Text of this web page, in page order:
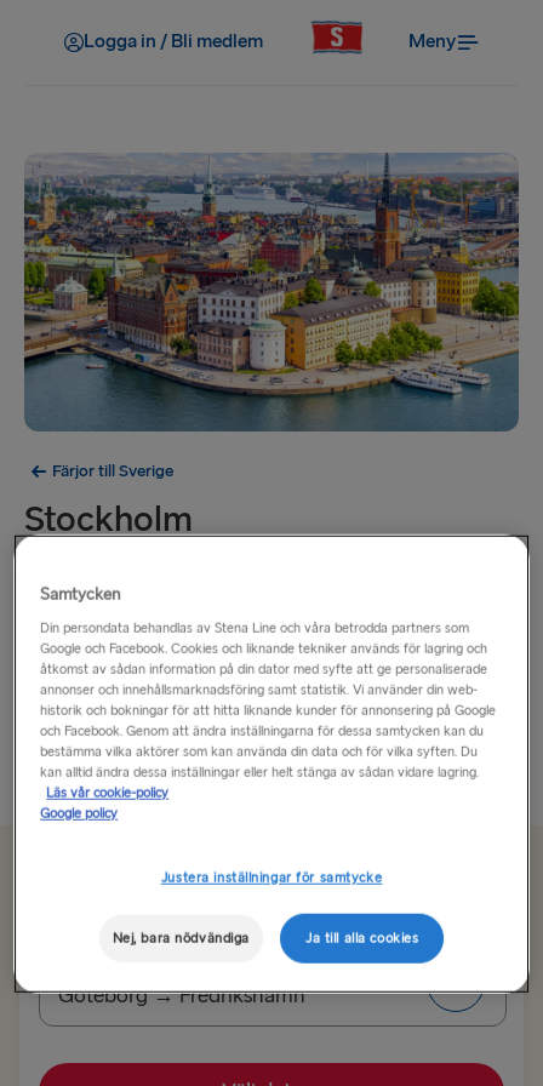
Logga in / Bli medlem Meny
Färjor till Sverige
Stockholm
Ibland kallas Stockholm för ”Nordens Venedig” och
Den svenska huvudstaden är en vacker historisk stad
som samtidigt är modern och dynamisk. Den är byggd
på 14 öar och är ansluten av...
Läs mer
enkel resa, bil och förare
Göteborg → Fredrikshamn
TILL TYSKLAND
Samtycken
Din persondata behandlas av Stena Line och våra betrodda partners som
Google och Facebook. Cookies och liknande tekniker används för lagring och
åtkomst av sådan information på din dator med syfte att ge personaliserade
annonser och innehållsmarknadsföring samt statistik. Vi använder din web-
historik och bokningar för att hitta liknande kunder för annonsering på Google
och Facebook. Genom att ändra inställningarna för dessa samtycken kan du
bestämma vilka aktörer som kan använda din data och för vilka syften. Du
kan alltid ändra dessa inställningar eller helt stänga av sådan vidare lagring.
Läs vår cookie-policy
Google policy
Justera inställningar för samtycke
Nej, bara nödvändiga Ja till alla cookies